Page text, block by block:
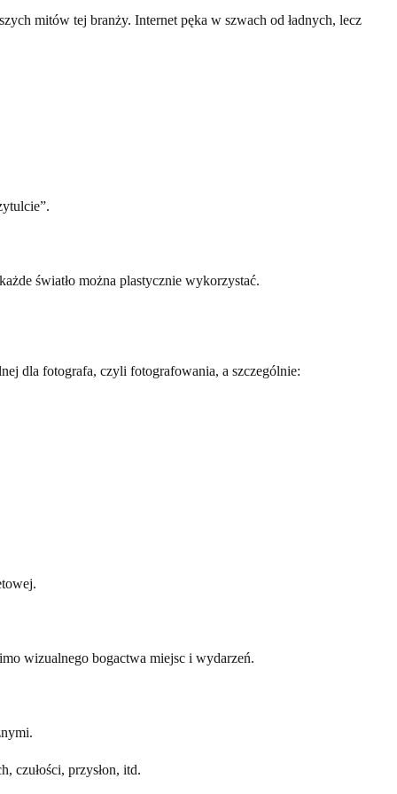
mitów tej branży. Internet pęka w szwach od ładnych, lecz
światło można plastycznie wykorzystać.
dla fotografa, czyli fotografowania, a szczególnie:
wizualnego bogactwa miejsc i wydarzeń.
czułości, przysłon, itd.